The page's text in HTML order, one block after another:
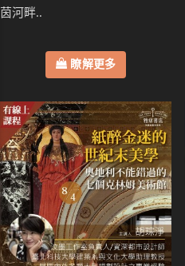
茵河畔..
瞭解更多